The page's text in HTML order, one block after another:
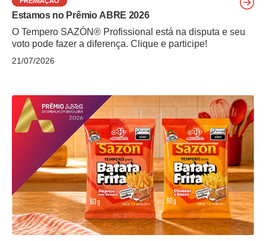
Estamos no Prêmio ABRE 2026
O Tempero SAZÓN® Profissional está na disputa e seu
voto pode fazer a diferença. Clique e participe!
21/07/2026